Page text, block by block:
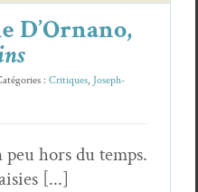
D’Ornano,
: Critiques, Joseph-
hors du temps.
[...]